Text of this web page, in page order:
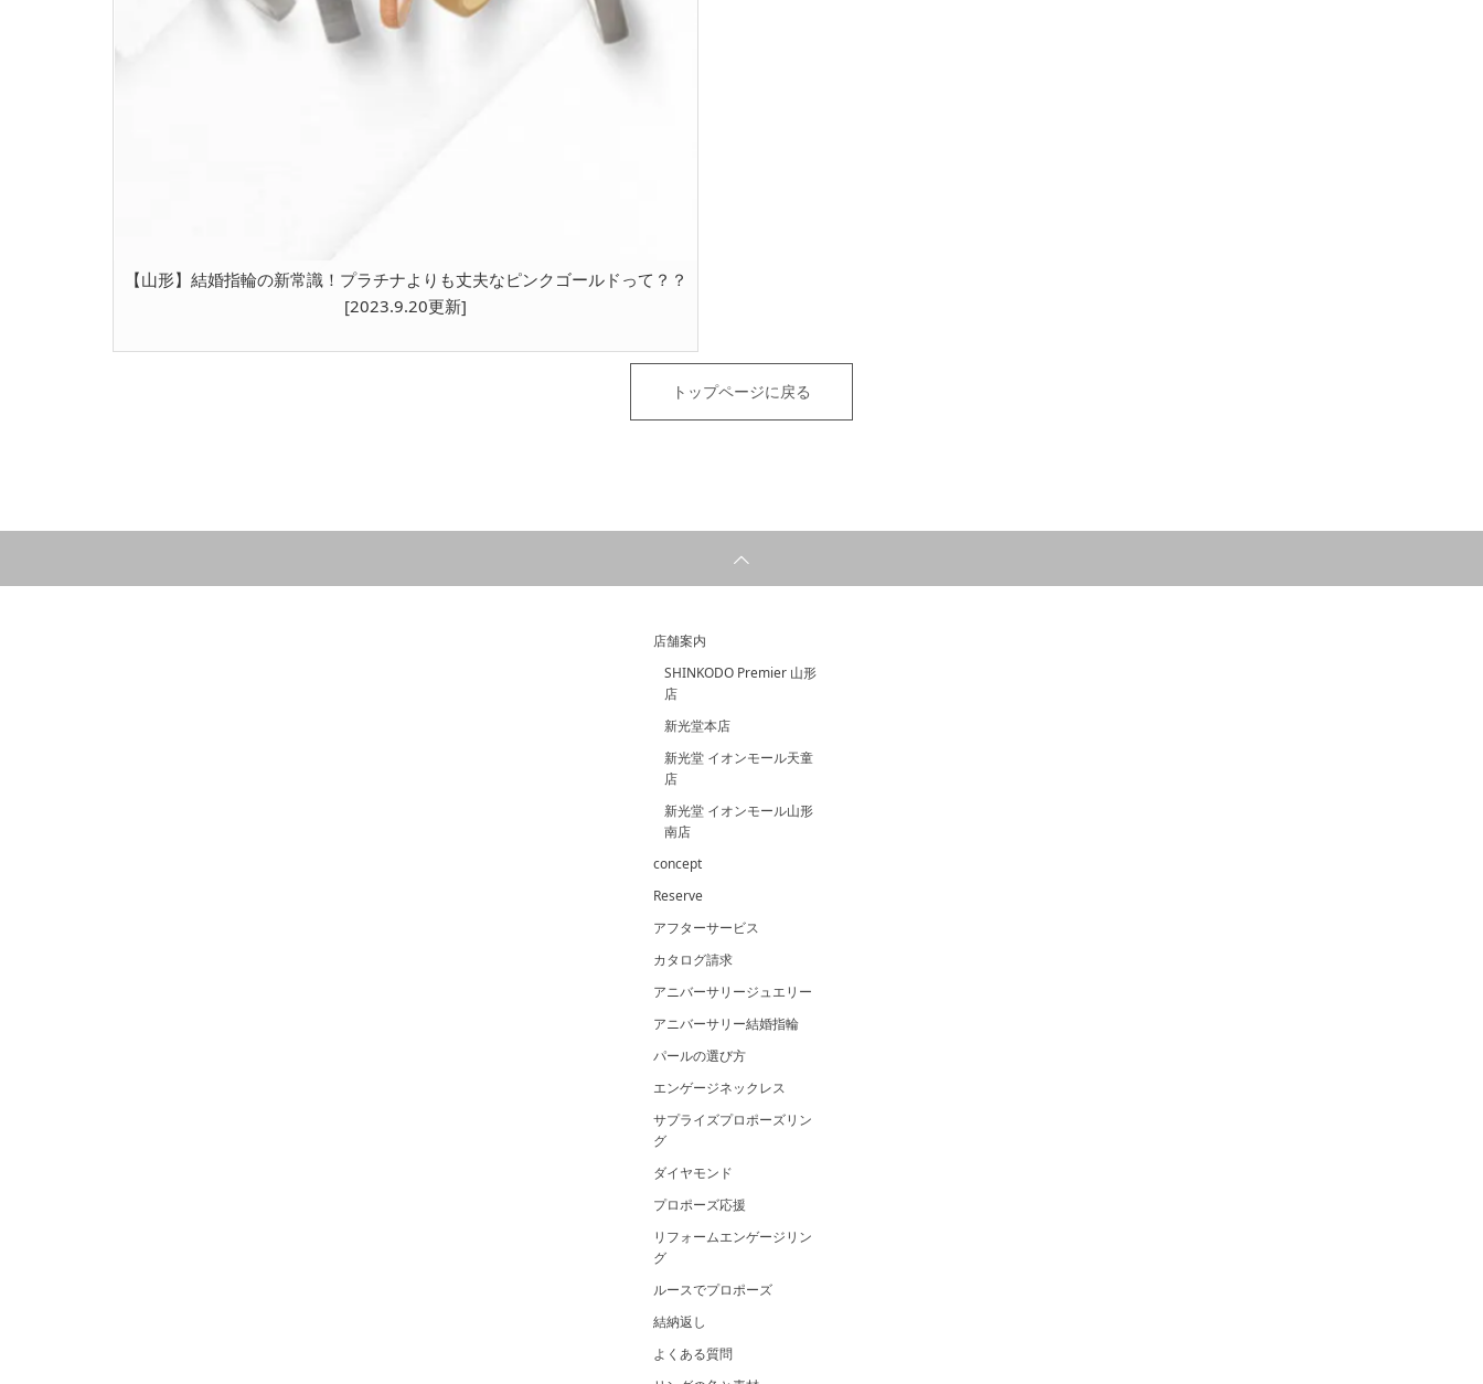
【山形】結婚指輪の新常識！プラチナよりも丈夫なピンクゴールドって？？
[2023.9.20更新]
トップページに戻る
店舗案内
SHINKODO Premier 山形
店
新光堂本店
新光堂 イオンモール天童
店
新光堂 イオンモール山形
南店
concept
Reserve
アフターサービス
カタログ請求
アニバーサリージュエリー
アニバーサリー結婚指輪
パールの選び方
エンゲージネックレス
サプライズプロポーズリン
グ
ダイヤモンド
プロポーズ応援
リフォームエンゲージリン
グ
ルースでプロポーズ
結納返し
よくある質問